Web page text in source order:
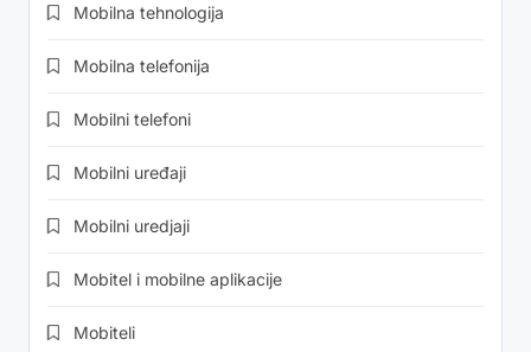
Mobilna tehnologija
Mobilna telefonija
Mobilni telefoni
Mobilni uređaji
Mobilni uredjaji
Mobitel i mobilne aplikacije
Mobiteli